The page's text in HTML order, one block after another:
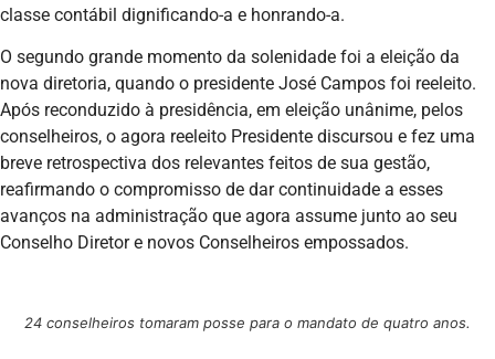
classe contábil dignificando-a e honrando-a.
O segundo grande momento da solenidade foi a eleição da
nova diretoria, quando o presidente José Campos foi reeleito.
Após reconduzido à presidência, em eleição unânime, pelos
conselheiros, o agora reeleito Presidente discursou e fez uma
breve retrospectiva dos relevantes feitos de sua gestão,
reafirmando o compromisso de dar continuidade a esses
avanços na administração que agora assume junto ao seu
Conselho Diretor e novos Conselheiros empossados.
24 conselheiros tomaram posse para o mandato de quatro anos.